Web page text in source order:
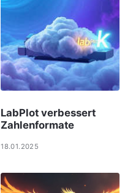
LabPlot verbessert
Zahlenformate
18.01.2025